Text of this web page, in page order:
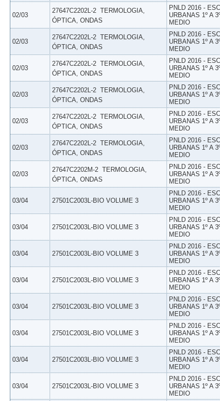
02/03
27647C2202L-2  TERMOLOGIA,
ÓPTICA, ONDAS
PNLD 2016 -
URBANAS 1º A
MEDIO
02/03
27647C2202L-2  TERMOLOGIA,
ÓPTICA, ONDAS
PNLD 2016 -
URBANAS 1º A
MEDIO
02/03
27647C2202L-2  TERMOLOGIA,
ÓPTICA, ONDAS
PNLD 2016 -
URBANAS 1º A
MEDIO
02/03
27647C2202L-2  TERMOLOGIA,
ÓPTICA, ONDAS
PNLD 2016 -
URBANAS 1º A
MEDIO
02/03
27647C2202L-2  TERMOLOGIA,
ÓPTICA, ONDAS
PNLD 2016 -
URBANAS 1º A
MEDIO
02/03
27647C2202L-2  TERMOLOGIA,
ÓPTICA, ONDAS
PNLD 2016 -
URBANAS 1º A
MEDIO
02/03
27647C2202M-2  TERMOLOGIA,
ÓPTICA, ONDAS
PNLD 2016 -
URBANAS 1º A
MEDIO
03/04 27501C2003L-BIO VOLUME 3
PNLD 2016 -
URBANAS 1º A
MEDIO
03/04 27501C2003L-BIO VOLUME 3
PNLD 2016 -
URBANAS 1º A
MEDIO
03/04 27501C2003L-BIO VOLUME 3
PNLD 2016 -
URBANAS 1º A
MEDIO
03/04 27501C2003L-BIO VOLUME 3
PNLD 2016 -
URBANAS 1º A
MEDIO
03/04 27501C2003L-BIO VOLUME 3
PNLD 2016 -
URBANAS 1º A
MEDIO
03/04 27501C2003L-BIO VOLUME 3
PNLD 2016 -
URBANAS 1º A
MEDIO
03/04 27501C2003L-BIO VOLUME 3
PNLD 2016 -
URBANAS 1º A
MEDIO
03/04 27501C2003L-BIO VOLUME 3
PNLD 2016 -
URBANAS 1º A
MEDIO